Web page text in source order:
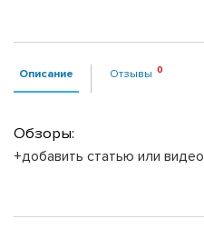
Описание Отзывы
Обзоры:
+добавить статью или видео